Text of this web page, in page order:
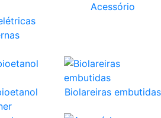
Acessório
Biolareiras embutidas